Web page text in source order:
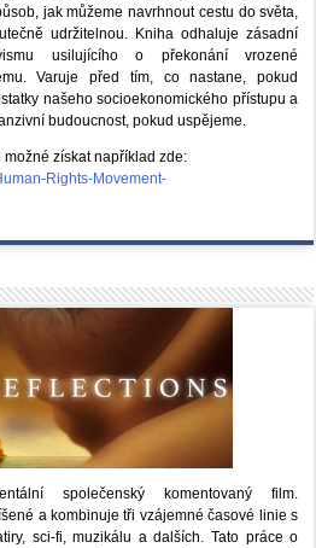
jak můžeme navrhnout cestu do světa,
udržitelnou. Kniha odhaluje zásadní
usilujícího o překonání vrozené
Varuje před tím, co nastane, pokud
našeho socioekonomického přístupu a
budoucnost, pokud uspějeme.
získat například zde:
Rights-Movement-
společenský komentovaný film.
a kombinuje tři vzájemné časové linie s
sci-fi, muzikálu a dalších. Tato práce o